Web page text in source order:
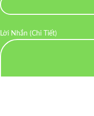
Lời Nhắn (Chi Tiết)